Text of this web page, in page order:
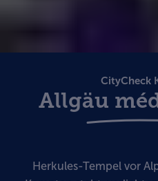
CityCheck
Allgäu
Herkules-Tempel vor